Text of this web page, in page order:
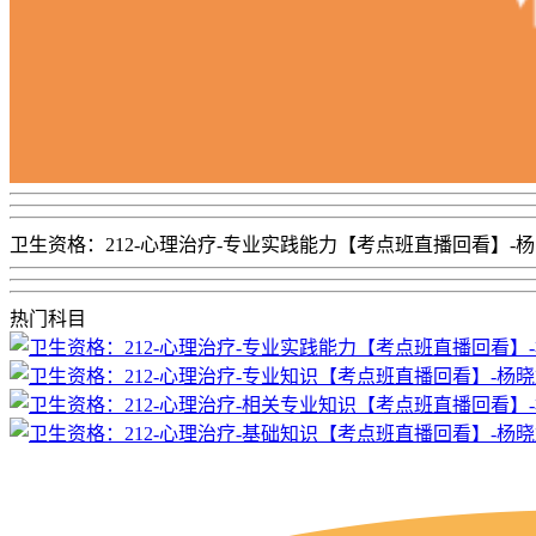
卫生资格：212-心理治疗-专业实践能力【考点班直播回看】-
热门科目